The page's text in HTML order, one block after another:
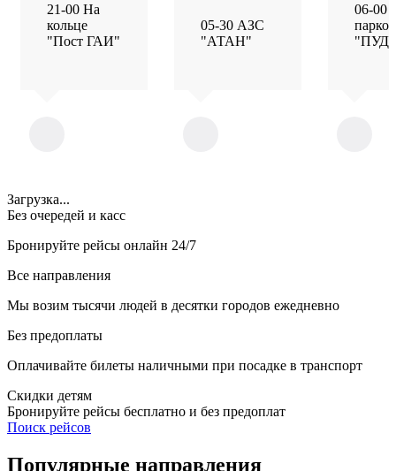
21-00 На
кольце
"Пост ГАИ"
05-30 АЗС
"АТАН"
06-00
"ПУД"
Загрузка...
Без очередей и касс
Бронируйте рейсы онлайн 24/7
Все направления
Мы возим тысячи людей в десятки городов ежедневно
Без предоплаты
Оплачивайте билеты наличными при посадке в транспорт
Скидки детям
Бронируйте рейсы бесплатно и без предоплат
Поиск рейсов
Популярные направления